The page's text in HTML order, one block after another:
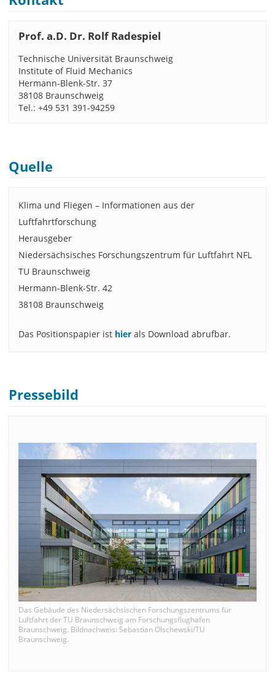
Prof. a.D. Dr. Rolf Radespiel
Technische Universität Braunschweig
Institute of Fluid Mechanics
Hermann-Blenk-Str. 37
38108 Braunschweig
Tel.: +49 531 391-94259
Quelle
Klima und Fliegen – Informationen aus der
Luftfahrtforschung
Herausgeber
Niedersächsisches Forschungszentrum für Luftfahrt NFL
TU Braunschweig
Hermann-Blenk-Str. 42
38108 Braunschweig
Das Positionspapier ist hierals Download abrufbar.
Pressebild
Das Gebäude des Niedersächsischen Forschungszentrums für
Luftfahrt der TU Braunschweig am Forschungsflughafen
Braunschweig. Bildnachweis: Sebastian Olschewski/TU
Braunschweig.